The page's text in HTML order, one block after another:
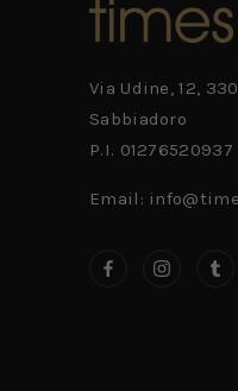
Via Udine, 12,
Sabbiadoro
P.I. 01276520937
Email: